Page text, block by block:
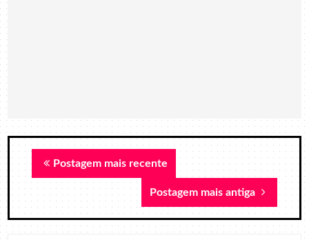
Postagem mais recente
Postagem mais antiga